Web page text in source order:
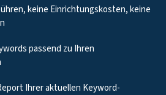
keine Einrichtungskosten, keine
passend zu Ihren
Ihrer aktuellen Keyword-